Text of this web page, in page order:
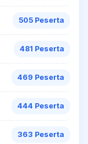
505 Peserta
481 Peserta
469 Peserta
444 Peserta
363 Peserta